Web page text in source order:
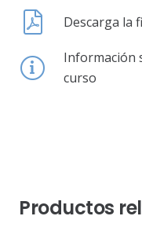
Descarga la
Información
curso
Productos